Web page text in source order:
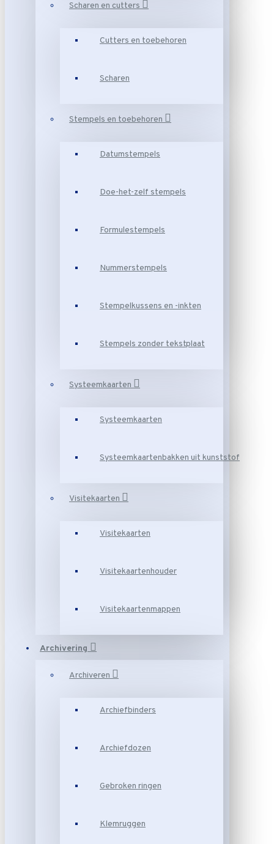
Scharen en cutters
Cutters en toebehoren
Scharen
Stempels en toebehoren
Datumstempels
Doe-het-zelf stempels
Formulestempels
Nummerstempels
Stempelkussens en -inkten
Stempels zonder tekstplaat
Systeemkaarten
Systeemkaarten
Systeemkaartenbakken uit kunststof
Visitekaarten
Visitekaarten
Visitekaartenhouder
Visitekaartenmappen
Archivering
Archiveren
Archiefbinders
Archiefdozen
Gebroken ringen
Klemruggen